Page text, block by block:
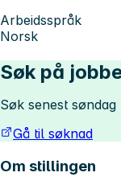
Arbeidsspråk
Norsk
Søk på
Søk senest søndag
Gå til søknad
Om stillingen